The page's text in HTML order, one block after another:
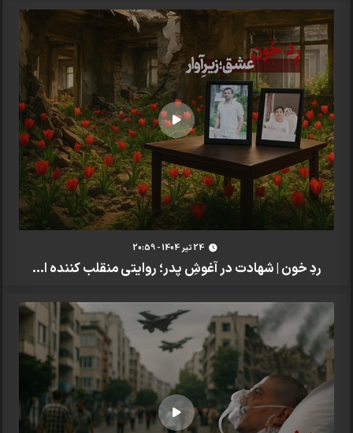
24 تير 1404 - 20:59
ردِ خون | شهادت در آغوشِ پدر؛ روایتی منقلب کننده ا...